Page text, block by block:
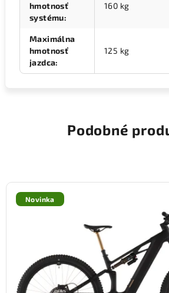
hmotnosť
systému:
160 kg
Maximálna
hmotnosť
jazdca:
125 kg
Podobné
Novinka